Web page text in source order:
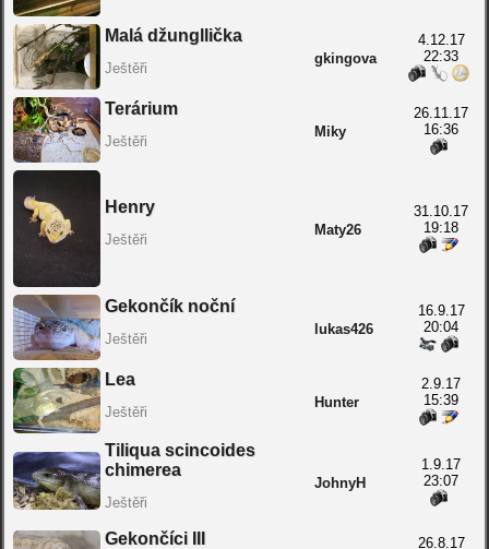
Malá džungllička
Ještěři
gkingova
4.12.17
22:33
Terárium
Ještěři
Miky
26.11.17
16:36
Henry
Ještěři
Maty26
31.10.17
19:18
Gekončík noční
Ještěři
lukas426
16.9.17
20:04
Lea
Ještěři
Hunter
2.9.17
15:39
Tiliqua scincoides
chimerea
Ještěři
JohnyH
1.9.17
23:07
Gekončíci III
26.8.17